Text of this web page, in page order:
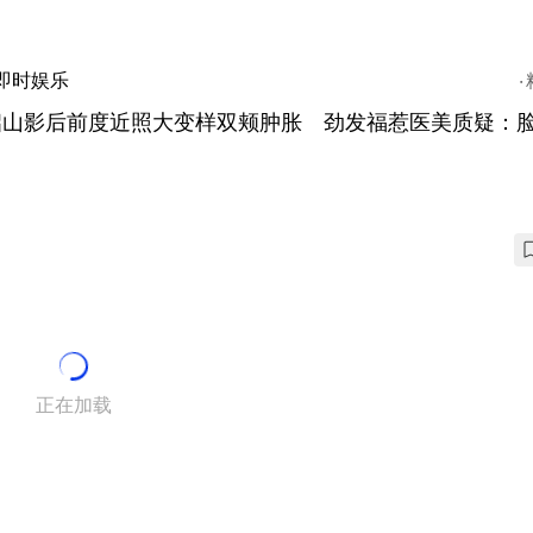
时娱乐
影后前度近照大变样双颊肿胀 劲发福惹医美质疑：
正在加载